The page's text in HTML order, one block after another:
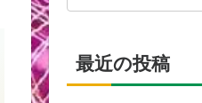
最近の投稿